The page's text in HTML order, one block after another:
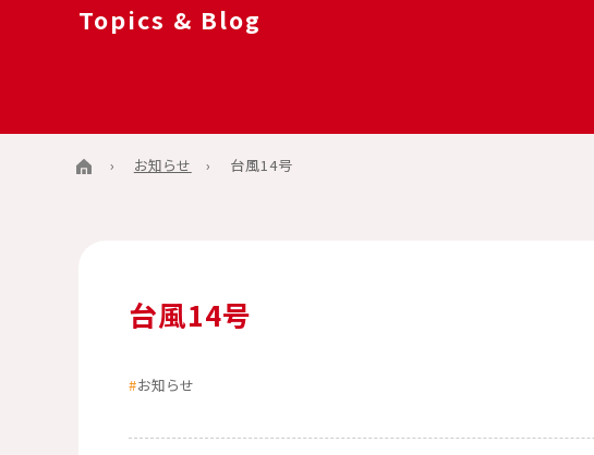
Topics & Blog
お知らせ 台風14号
台風14号
お知らせ